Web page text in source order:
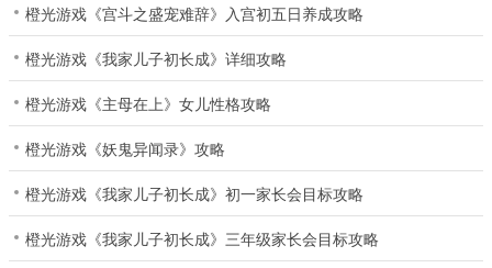
橙光游戏《宫斗之盛宠难辞》入宫初五日养成攻略
橙光游戏《我家儿子初长成》详细攻略
橙光游戏《主母在上》女儿性格攻略
橙光游戏《妖鬼异闻录》攻略
橙光游戏《我家儿子初长成》初一家长会目标攻略
橙光游戏《我家儿子初长成》三年级家长会目标攻略